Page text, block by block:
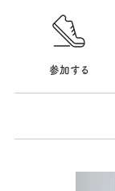
参加する